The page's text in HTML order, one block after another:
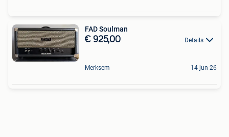
FAD Soulman
€ 925,00 Details
Merksem 14 jun 26